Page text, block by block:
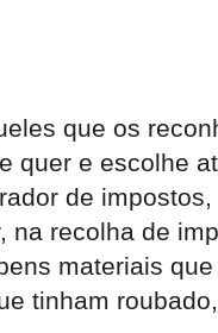
que os
e escolhe
de
recolha de
materiais
tinham